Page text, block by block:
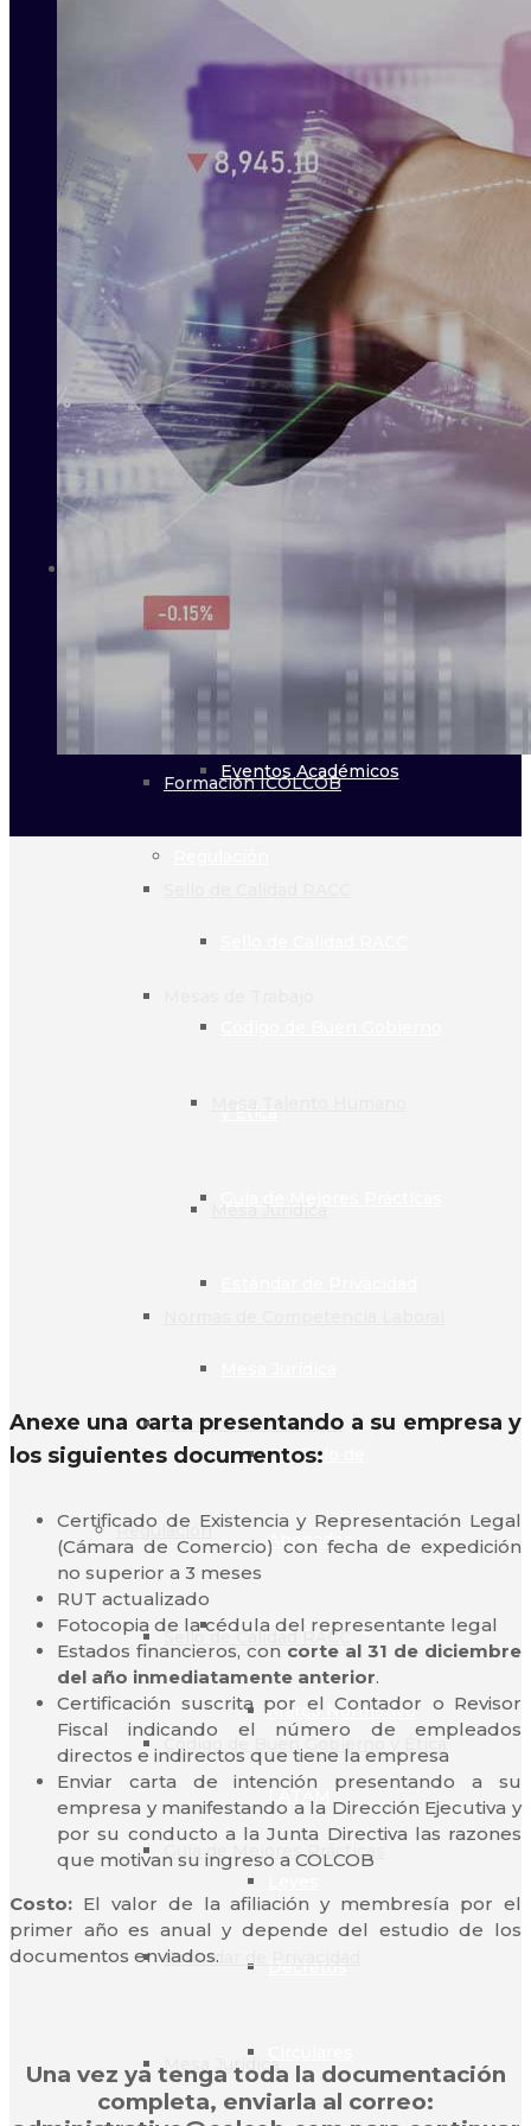
Formación ICOLCOB
Sello de Calidad RACC
Mesas de Trabajo
Mesa Talento
Humano
Normas de Competencia
Laboral
Eventos Académicos
Capítulo de
Abogados
Observatorio Regulatorio
Marco Normativo
LATAM
Preguntas Frecuentes
Órganos de Dirección
Beneficios Asociados
Asociarme
Directorio Asociados
Líneas de trabajo
Desarrollo e Innovación
Formación ICOLCOB
Eventos Académicos
Regulación
Sello de Calidad RACC
Código de Buen Gobierno y Ética
Guía de Mejores Prácticas
Estándar de Privacidad
Mesa Jurídica
Anexe una carta presentando a su empresa y
los siguientes documentos:
Certificado de Existencia y Representación Legal
(Cámara de Comercio) con fecha de expedición
no superior a 3 meses
RUT actualizado
Fotocopia de la cédula del representante legal
Estados financieros, con corte al 31 de diciembre
del año inmediatamente anterior.
Certificación suscrita por el Contador o Revisor
Fiscal indicando el número de empleados
directos e indirectos que tiene la empresa
Enviar carta de intención presentando a su
empresa y manifestando a la Dirección Ejecutiva y
por su conducto a la Junta Directiva las razones
que motivan su ingreso a COLCOB
Costo: El valor de la afiliación y membresía por el
primer año es anual y depende del estudio de los
documentos enviados.
Una vez ya tenga toda la documentación
completa, enviarla al correo: